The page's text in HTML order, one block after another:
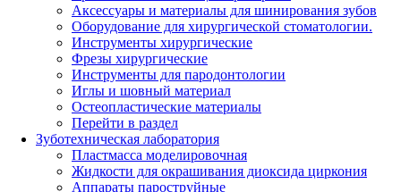
Аксессуары и материалы для шинирования зубов
Оборудование для хирургической стоматологии.
Инструменты хирургические
Фрезы хирургические
Инструменты для пародонтологии
Иглы и шовный материал
Остеопластические материалы
Перейти в раздел
Зуботехническая лаборатория
Пластмасса моделировочная
Жидкости для окрашивания диоксида циркония
Аппараты пароструйные